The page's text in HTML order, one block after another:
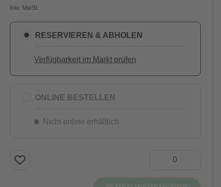
Inkl. MwSt.
RESERVIEREN & ABHOLEN
Verfügbarkeit im Markt prüfen
ONLINE BESTELLEN
Nicht online erhältlich